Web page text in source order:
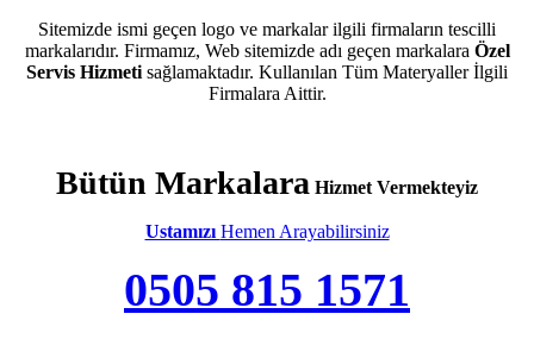
Sitemizde ismi geçen logo ve markalar ilgili firmaların tescilli
markalarıdır. Firmamız, Web sitemizde adı geçen markalara Özel
Servis Hizmeti sağlamaktadır. Kullanılan Tüm Materyaller İlgili
Firmalara Aittir.
Bütün Markalara Hizmet Vermekteyiz
Ustamızı Hemen Arayabilirsiniz
0505 815 1571